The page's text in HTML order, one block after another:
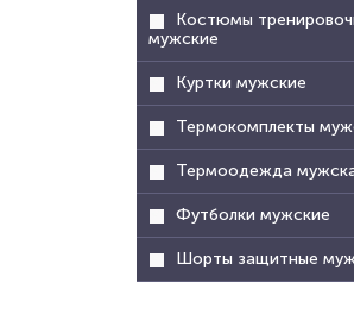
Костюмы
мужские
Куртки мужские
Термокомплекты
Термоодежда
Футболки мужские
Шорты защитные